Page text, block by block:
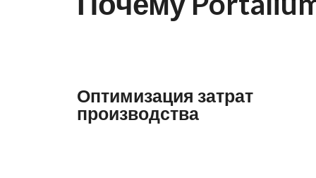
Оптимизация затрат
производства